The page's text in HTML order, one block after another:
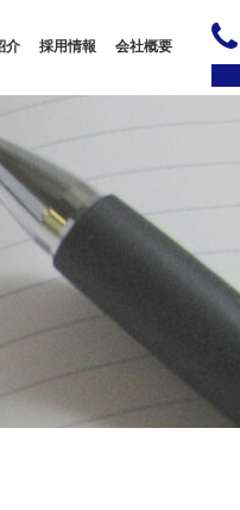
介 採用情報 会社概要